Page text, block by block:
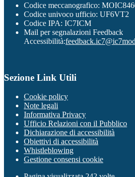
Codice meccanografico:
Codice univoco ufficio: UF6VT2
Codice IPA: IC7ICM
Mail per segnalazioni Feedback
Accessibilità:
Sezione Link Utili
Cookie policy
Note legali
Informativa Privacy
Ufficio Relazioni con il Pubblico
Dichiarazione di accessibilità
Obiettivi di accessibilità
Whistleblowing
Gestione consensi cookie